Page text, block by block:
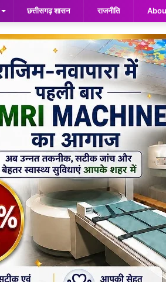
छत्तीसगढ़ शासन राजनीति